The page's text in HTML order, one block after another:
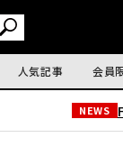
人気記事 会員
NEWS